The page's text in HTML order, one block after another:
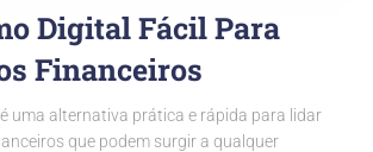
Digital Fácil Para
Financeiros
uma alternativa prática e rápida para lidar
que podem surgir a qualquer